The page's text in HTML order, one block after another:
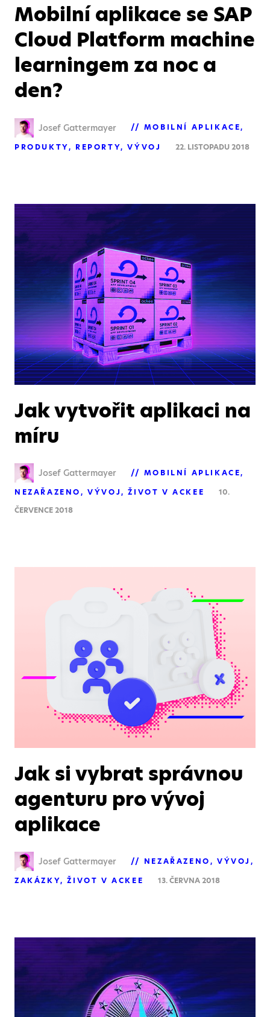
Mobilní aplikace se SAP
Cloud Platform machine
learningem za noc a
den?
Josef Gattermayer
MOBILNÍ APLIKACE
PRODUKTY
REPORTY VÝVOJ 22. LISTOPADU 2018
Jak vytvořit aplikaci na
míru
Josef Gattermayer
MOBILNÍ APLIKACE
NEZAŘAZENO
VÝVOJ ŽIVOT V ACKEE
10.
ČERVENCE 2018
Jak si vybrat správnou
agenturu pro vývoj
aplikace
Josef Gattermayer NEZAŘAZENO
VÝVOJ
ZAKÁZKY
ŽIVOT V ACKEE 13. ČERVNA 2018